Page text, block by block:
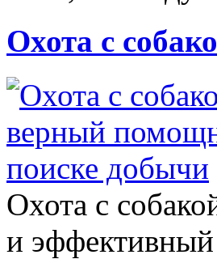
Охота с
Охота с
и